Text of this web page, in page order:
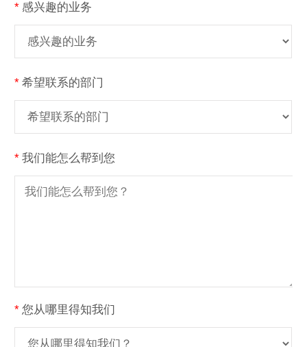
* 感兴趣的业务
* 希望联系的部门
* 我们能怎么帮到您
* 您从哪里得知我们